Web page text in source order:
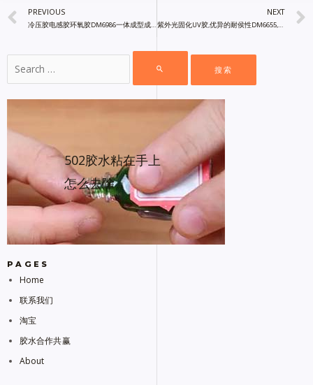
PREVIOUS
冷压胶电感胶环氧胶DM6986一体成型成型电感胶,胶粘剂厂直销
NEXT
紫外光固化UV胶,优异的耐侯性DM6655,对PMMA,玻璃,PVC,PC优异黏胶
502胶水粘在手上
怎么去除
PAGES
Home
联系我们
淘宝
胶水合作共赢
About